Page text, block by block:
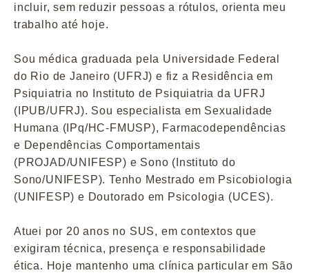
incluir, sem reduzir pessoas a rótulos, orienta meu
trabalho até hoje.
Sou médica graduada pela Universidade Federal
do Rio de Janeiro (UFRJ) e fiz a Residência em
Psiquiatria no Instituto de Psiquiatria da UFRJ
(IPUB/UFRJ). Sou especialista em Sexualidade
Humana (IPq/HC-FMUSP), Farmacodependências
e Dependências Comportamentais
(PROJAD/UNIFESP) e Sono (Instituto do
Sono/UNIFESP). Tenho Mestrado em Psicobiologia
(UNIFESP) e Doutorado em Psicologia (UCES).
Atuei por 20 anos no SUS, em contextos que
exigiram técnica, presença e responsabilidade
ética. Hoje mantenho uma clínica particular em São